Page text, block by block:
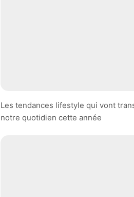
Les tendances lifestyle qui vont
notre quotidien cette année